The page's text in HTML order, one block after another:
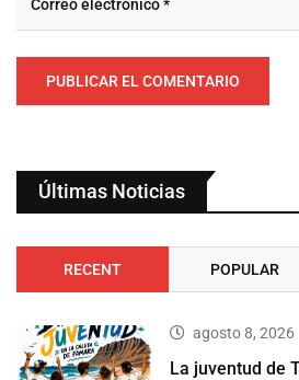
Últimas Noticias
RECENT POPULAR
agosto 8, 2026
La juventud de